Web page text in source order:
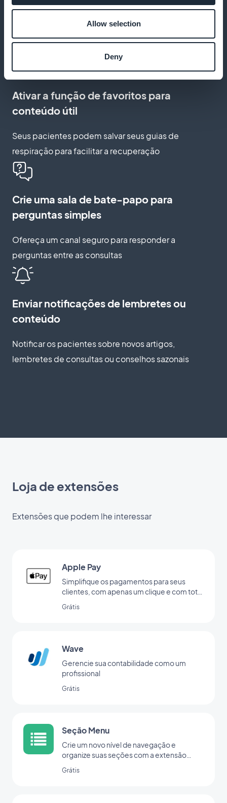
Allow selection
Deny
Criar vídeos instrutivos
exercícios de respiração
Ativar a função de favoritos para
conteúdo útil
Seus pacientes podem salvar seus guias de
respiração para facilitar a recuperação
Crie uma sala de bate-papo para
perguntas simples
Ofereça um canal seguro para responder a
perguntas entre as consultas
Enviar notificações de lembretes ou
conteúdo
Notificar os pacientes sobre novos artigos,
lembretes de consultas ou conselhos sazonais
Loja de extensões
Extensões que podem lhe interessar
Apple Pay
Simplifique os pagamentos para seus
clientes, com apenas um clique e com total
Grátis
Wave
Gerencie sua contabilidade como um
profissional
Grátis
Seção Menu
Crie um novo nível de navegação e
organize suas seções com a extensão
Grátis